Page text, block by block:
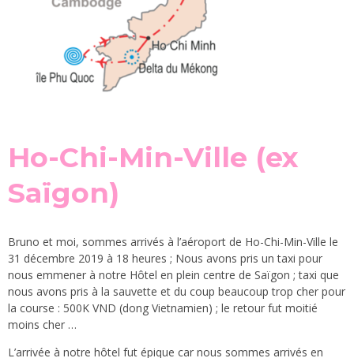
Ho-Chi-Min-Ville (ex
Saïgon)
Bruno et moi, sommes arrivés à l’aéroport de Ho-Chi-Min-Ville le
31 décembre 2019 à 18 heures ; Nous avons pris un taxi pour
nous emmener à notre Hôtel en plein centre de Saïgon ; taxi que
nous avons pris à la sauvette et du coup beaucoup trop cher pour
la course : 500K VND (dong Vietnamien) ; le retour fut moitié
moins cher …
L’arrivée à notre hôtel fut épique car nous sommes arrivés en